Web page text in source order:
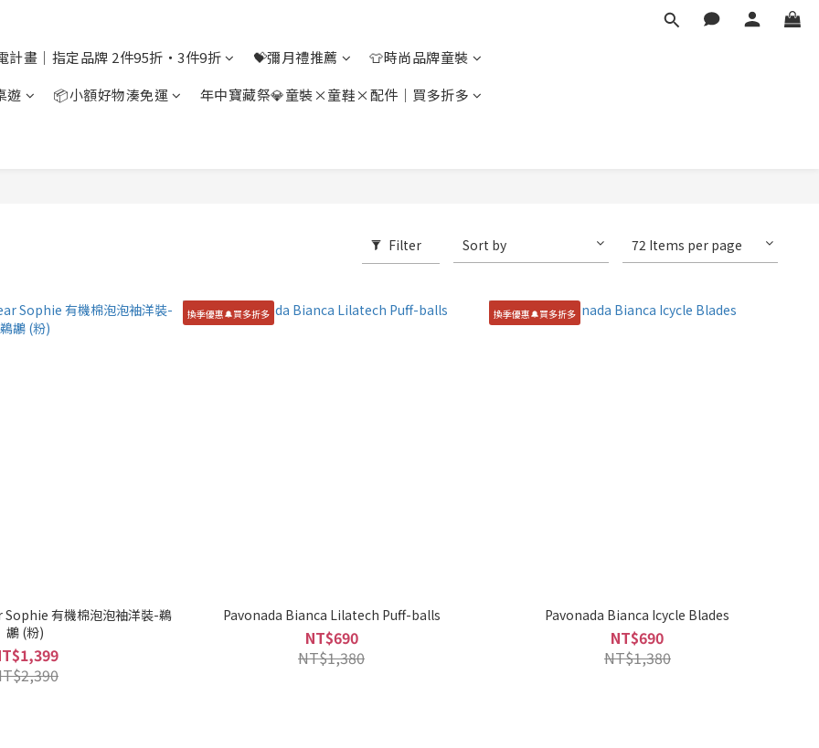
畫｜指定品牌 2件95折・3件9折 💝彌月禮推薦
👕時尚品牌童裝
遊 📦小額好物湊免運
年中寶藏祭💎童裝×童鞋×配件｜買多折多
Filter Sort by 72 Items per page
Sophie 有機棉泡泡袖洋裝-鵜
鶘 (粉)
換季優惠🔔買多折多
Pavonada Bianca Lilatech Puff-balls
NT$690
NT$1,380
換季優惠🔔買多折多
Pavonada Bianca Icycle Blades
NT$690
NT$1,380